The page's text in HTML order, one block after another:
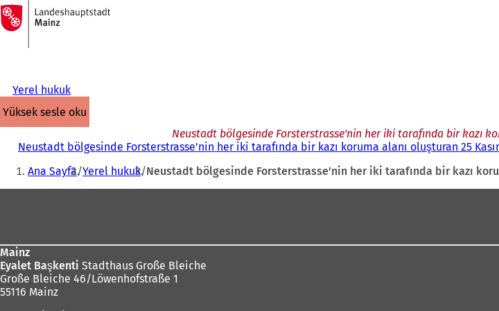
İçeriğe atla
Ana
sayfaya
Yerel hukuk
yüksek sesle oku
Neustadt bölgesinde Forsterstrasse'nin her iki tarafında bir kazı
Neustadt bölgesinde Forsterstrasse'nin her iki tarafında bir kazı koruma alanı oluşturan 25
Buradasınız:
Ana Sayfa Yerel hukuk Neustadt bölgesinde Forsterstrasse'nin her iki tarafında bir kazı
Mainz
Eyalet Başkenti Stadthaus Große Bleiche
Große Bleiche 46/Löwenhofstraße 1
55116 Mainz